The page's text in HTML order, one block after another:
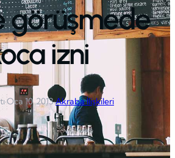
görüşmede
izni
·Oca 10, 2013·Akraba İlişkileri